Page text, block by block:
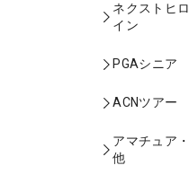
ネクストヒロ
イン
PGAシニア
ACNツアー
アマチュア・
他